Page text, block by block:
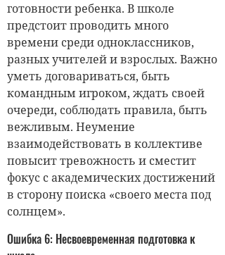
готовности ребенка. В школе
предстоит проводить много
времени среди одноклассников,
разных учителей и взрослых. Важно
уметь договариваться, быть
командным игроком, ждать своей
очереди, соблюдать правила, быть
вежливым. Неумение
взаимодействовать в коллективе
повысит тревожность и сместит
фокус с академических достижений
в сторону поиска «своего места под
солнцем».
Ошибка 6: Несвоевременная подготовка к